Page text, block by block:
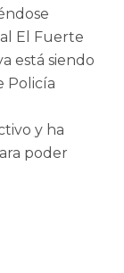
El Fuerte
está siendo
Policía
y ha
poder